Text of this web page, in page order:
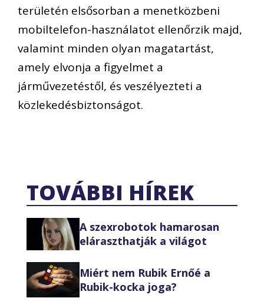
területén elsősorban a menetközbeni
mobiltelefon-használatot ellenőrzik majd,
valamint minden olyan magatartást,
amely elvonja a figyelmet a
járművezetéstől, és veszélyezteti a
közlekedésbiztonságot.
TOVÁBBI HÍREK
A szexrobotok hamarosan
eláraszthatják a világot
Miért nem Rubik Ernőé a
Rubik-kocka joga?